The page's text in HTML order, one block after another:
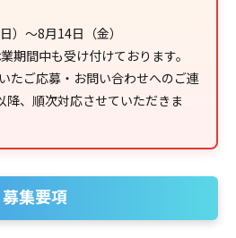
）～8月14日（金）
期間中も受け付けております。
たご応募・お問い合わせへのご連
降、順次対応させていただきま
募集要項